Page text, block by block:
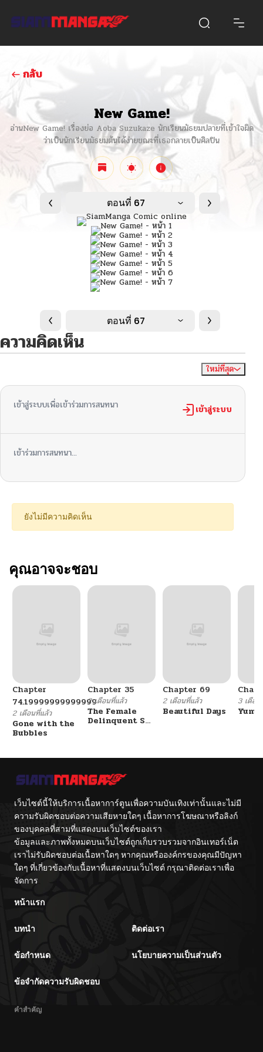
กลับ
New Game!
อ่านNew Game! เรื่องย่อ Aoba Suzukaze นักเรียนมัธยมปลายที่เข้าใจผิด
ว่าเป็นนักเรียนมัธยมต้นได้ง่ายขณะที่เธอกลายเป็นศิลปิน
ตอนที่ 67
ตอนที่ 67
ความคิดเห็น
ใหม่ที่สุด
เข้าสู่ระบบเพื่อเข้าร่วมการสนทนา เข้าสู่ระบบ
เข้าร่วมการสนทนา...
ยังไม่มีความคิดเห็น
คุณอาจจะชอบ
Chapter
74.19999999999999
2 เดือนที่แล้ว
Gone with the
Bubbles
Chapter 35
2 เดือนที่แล้ว
The Female
Delinquent Set
Chapter 69
2 เดือนที่แล้ว
Beautiful Days
3 เดือน
เว็บไซต์นี้ให้บริการเนื้อหาการ์ตูนเพื่อความบันเทิงเท่านั้นและไม่มี
ความรับผิดชอบต่อความเสียหายใดๆ เนื้อหาการโฆษณาหรือลิงก์
ของบุคคลที่สามที่แสดงบนเว็บไซต์ของเรา
ข้อมูลและภาพทั้งหมดบนเว็บไซต์ถูกเก็บรวบรวมจากอินเทอร์เน็ต
เราไม่รับผิดชอบต่อเนื้อหาใดๆ หากคุณหรือองค์กรของคุณมีปัญหา
ใดๆ ที่เกี่ยวข้องกับเนื้อหาที่แสดงบนเว็บไซต์ กรุณาติดต่อเราเพื่อ
จัดการ
หน้าแรก
บทนำ ติดต่อเรา
ข้อกำหนด นโยบายความเป็นส่วนตัว
ข้อจำกัดความรับผิดชอบ
คำสำคัญ